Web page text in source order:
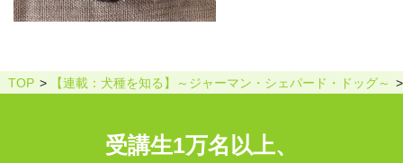
TOP 【連載：犬種を知る】～ジャーマン・シェパード・ドッグ～
受講生1万名以上、